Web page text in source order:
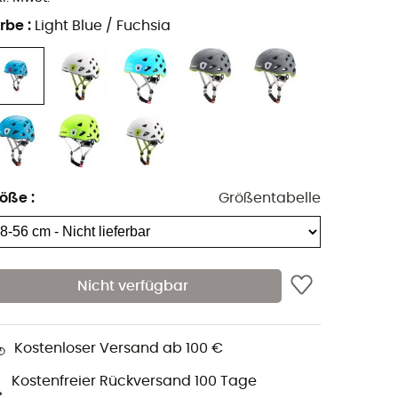
: Light Blue / Fuchsia
: Größentabelle
Nicht verfügbar
Kostenloser Versand ab 100 €
Kostenfreier Rückversand 100 Tage